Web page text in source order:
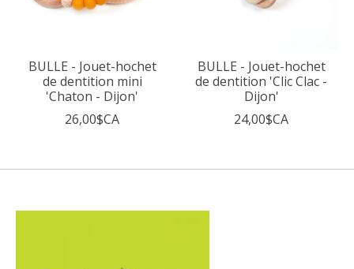
BULLE - Jouet-hochet
de dentition mini
'Chaton - Dijon'
26,00$CA
BULLE - Jouet-hochet
de dentition 'Clic Clac -
Dijon'
24,00$CA